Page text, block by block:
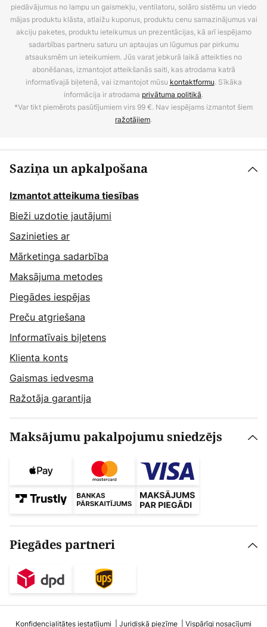
piedāvājumus no lampu un gaismekļu, ventilatoru, solāro sistēmu un viedo
mājas produktu klāsta, atlaižu kuponus, produktu cenu samazinājumus vai
akciju paketes, produktu ieteikumus un prezentācijas, kā arī iespējamo
sadarbības partneru saturu un aptaujas un lūgumus par pirkumu
atsauksmēm un ieteikumiem. Jūs varat jebkurā laikā atteikties no
abonēšanas, izmantojot atteikšanās saiti, kas atrodama katrā
informatīvajā biļetenā, vai izmantojot mūsu kontaktformu. Sīkāka
informācija ir atrodama privātuma politikā.
*Var tikt piemērots pasūtījumiem virs 99 €. Nav iespējams izmantot šiem
ražotājiem.
Saziņa un apkalpošana
Izmantot atteikuma tiesības
Bieži uzdotie jautājumi
Sazinieties ar
Mārketinga sadarbība
Maksājuma metodes
Piegādes iespējas
Preču atgriešana
Informatīvais biļetens
Klienta konts
Gaismas iedvesma
Ražotāja garantija
Maksājumu pakalpojumu sniedzējs
Piegādes partneri
Konfidencialitātes iestatījumi Juridiskā piezīme Vispārīgi nosacījumi